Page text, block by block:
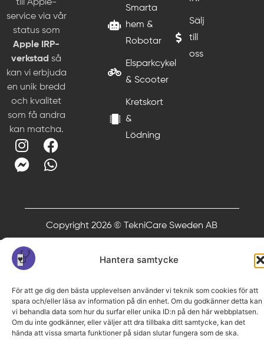
Hantera samtycke
För att ge dig den bästa upplevelsen använder vi teknik som cookies för att
spara och/eller läsa av information på din enhet. Om du godkänner detta kan
vi behandla data som hur du surfar eller unika ID:n på den här webbplatsen.
Om du inte godkänner, eller väljer att dra tillbaka ditt samtycke, kan det
hända att vissa smarta funktioner på sidan slutar fungera som de ska.
till Apple-
service via vår
status som
Apple IRP-
verkstad så
kan vi erbjuda
en unik bredd
och kvalitet
som få andra
kan matcha.
Smarta
hem &
Robotar
Elsparkcykel
& Scooter
Kretskort
&
Lödning
Sälj
till
oss
Copyright 2026 © TekniCare Sweden AB